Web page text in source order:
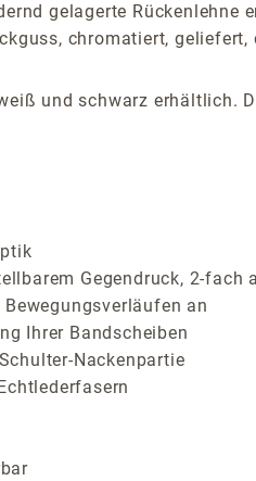
gelagerte
chromatiert,
und schwarz
Gegendruck, 2-fach
an
Ihrer Bandscheiben
Nackenpartie